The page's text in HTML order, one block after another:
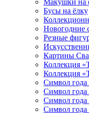
Макушки на
Бусы на ёлку
Новогодние
Резные
Картины
Коллекция
Коллекция
Символ года
Символ
Символ
Символ